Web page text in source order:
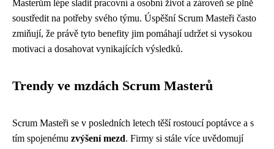
Masterům lépe sladit pracovní a osobní život a zároveň se plně
soustředit na potřeby svého týmu. Úspěšní Scrum Masteři často
zmiňují, že právě tyto benefity jim pomáhají udržet si vysokou
motivaci a dosahovat vynikajících výsledků.
Trendy ve mzdách Scrum Masterů
Scrum Masteři se v posledních letech těší rostoucí poptávce a s
tím spojenému zvýšení mezd. Firmy si stále více uvědomují